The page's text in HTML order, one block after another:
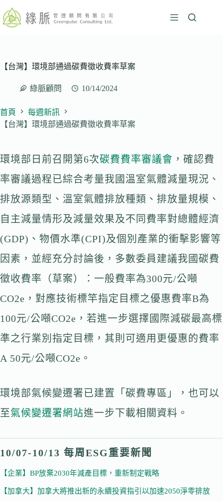
至
容【台灣】環境部通過碳費徵收費率草案
綠脈顧問 10/14/2024
首頁
每週新訊
【台灣】環境部通過碳費徵收費率草案
環境部日前召開第6次碳費費率審議會 ，確認費
率審議過程已綜合考量我國溫室氣體減量現況、
排放源類型、溫室氣體排放種類、排放量規模、
自主減量情形及減量效果及不同費率對總體經濟
(GDP)、物價水準(CPI)及個別產業的衝擊影響等
因素，並經充分討論後，多數委員建議我國碳費
徵收費率（草案）：一般費率為300元/公噸
CO2e，對應技術標竿指定目標之優惠費率B為
100元/公噸CO2e，若進一步選擇國際減碳最高標
準之行業別指定目標，其則可適用更優惠的費率
A 50元/公噸CO2e。
環境部氣候變遷署已建置「碳費專區」，也可以
至氣候變遷署網站進一步下載相關資料。
10/07-10/13 每周ESG重要新聞
【企業】BP放棄2030年減產目標，重新制定戰略
【加拿大】加拿大將推出新的永續投資指引以加速2050淨零排放